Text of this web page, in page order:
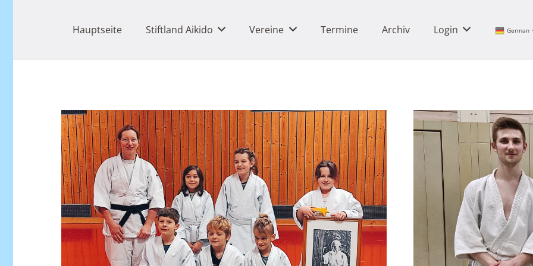
Hauptseite Stiftland Aikido Vereine Termine Archiv Login German